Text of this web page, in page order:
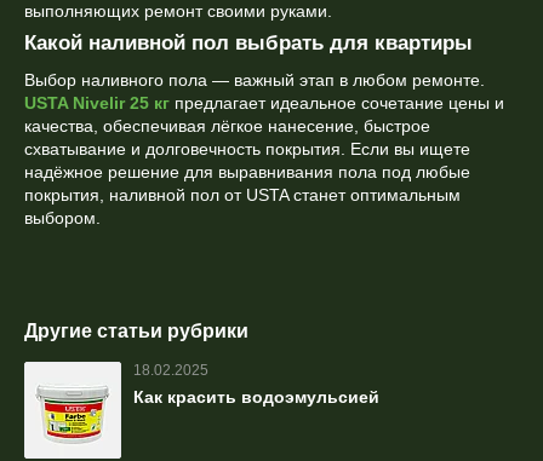
выполняющих ремонт своими руками.
Какой наливной пол выбрать для квартиры
Выбор наливного пола — важный этап в любом ремонте.
USTA Nivelir 25 кг предлагает идеальное сочетание цены и
качества, обеспечивая лёгкое нанесение, быстрое
схватывание и долговечность покрытия. Если вы ищете
надёжное решение для выравнивания пола под любые
покрытия, наливной пол от USTA станет оптимальным
выбором.
Другие статьи рубрики
18.02.2025
Как красить водоэмульсией